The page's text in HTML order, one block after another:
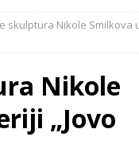
Fest Montenegro“
za četvrtak, 6. avgust
skulptura Nikole Smilkova
Nikole
„Jovo